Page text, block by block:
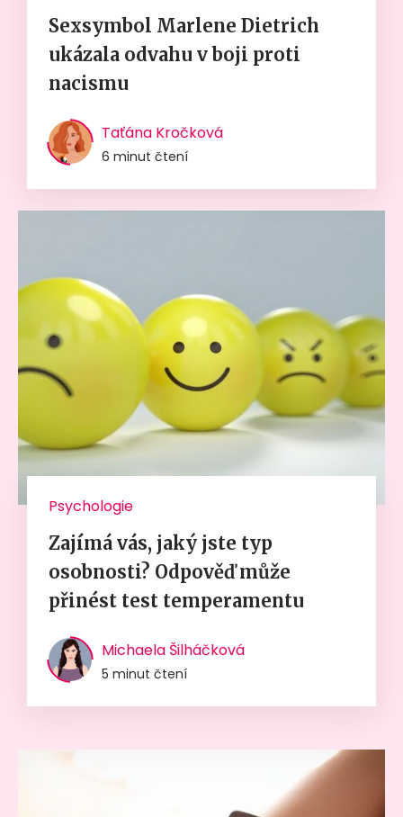
Sexsymbol Marlene Dietrich
ukázala odvahu v boji proti
nacismu
Taťána Kročková
6 minut čtení
Psychologie
Zajímá vás, jaký jste typ
osobnosti? Odpověď může
přinést test temperamentu
Michaela Šilháčková
5 minut čtení